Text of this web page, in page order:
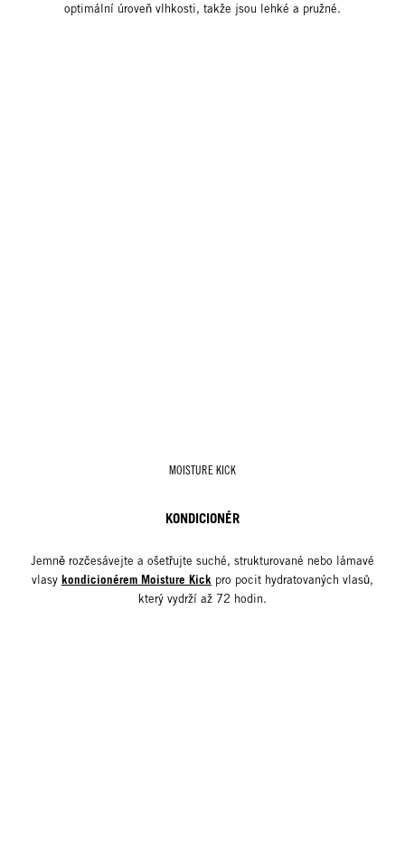
optimální úroveň vlhkosti, takže jsou lehké a pružné.
MOISTURE KICK
KONDICIONÉR
Jemně rozčesávejte a ošetřujte suché, strukturované nebo lámavé
vlasy kondicionérem Moisture Kick pro pocit hydratovaných vlasů,
který vydrží až 72 hodin.